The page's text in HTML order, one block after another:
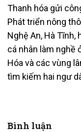
Thanh hóa gửi
Phát triển nông
Nghệ An, Hà
cá nhân làm nghề
Hóa và các vùng
tìm kiếm hai ngư
Bình luận